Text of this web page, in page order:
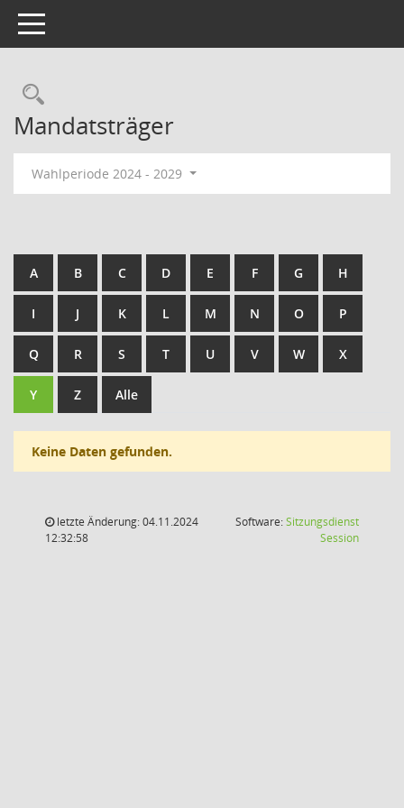
Toggle navigation
Rechercheauswahl
Mandatsträger
Wahlperiode 2024 - 2029
A B C D E F G H
I J K L M N O P
Q R S T U V W X
Y Z Alle
Keine Daten gefunden.
letzte Änderung: 04.11.2024
12:32:58
Software:Sitzungsdienst
Session(Wird in